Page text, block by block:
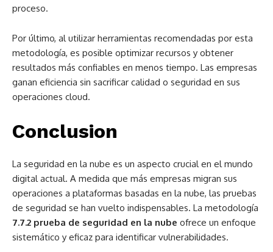
proceso.
Por último, al utilizar herramientas recomendadas por esta
metodología, es posible optimizar recursos y obtener
resultados más confiables en menos tiempo. Las empresas
ganan eficiencia sin sacrificar calidad o seguridad en sus
operaciones cloud.
Conclusion
La seguridad en la nube es un aspecto crucial en el mundo
digital actual. A medida que más empresas migran sus
operaciones a plataformas basadas en la nube, las pruebas
de seguridad se han vuelto indispensables. La metodología
7.7.2 prueba de seguridad en la nube ofrece un enfoque
sistemático y eficaz para identificar vulnerabilidades.